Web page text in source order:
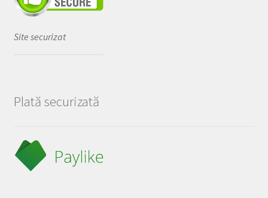
Site securizat
Plată securizată